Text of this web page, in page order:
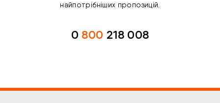
найпотрібніших пропозицій.
0 800 218 008